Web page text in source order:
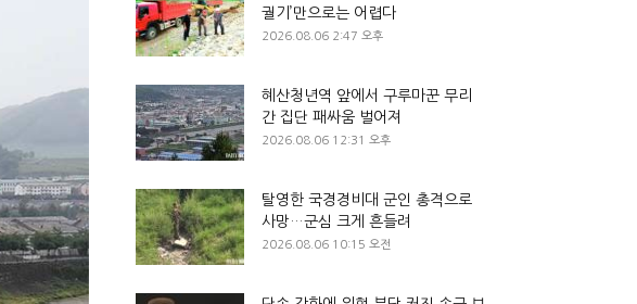
궐기’만으로는 어렵다
2026.08.06 2:47 오후
혜산청년역 앞에서 구루마꾼 무리
간 집단 패싸움 벌어져
2026.08.06 12:31 오후
탈영한 국경경비대 군인 총격으로
사망…군심 크게 흔들려
2026.08.06 10:15 오전